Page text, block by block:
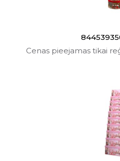
Cenas pieejamas tikai